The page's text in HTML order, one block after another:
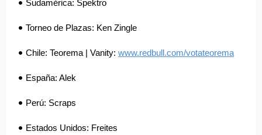
Sudamérica: Spektro
• Torneo de Plazas: Ken Zingle
• Chile: Teorema | Vanity: www.redbull.com/votateorema
• España: Alek
• Perú: Scraps
• Estados Unidos: Freites